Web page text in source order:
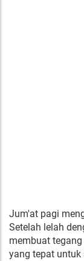
Jum'at pagi
Setelah lelah
membuat
yang tepat